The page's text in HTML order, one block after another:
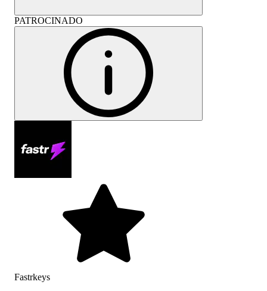
PATROCINADO
Fastrkeys